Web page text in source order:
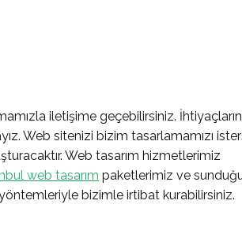
iletişime geçebilirsiniz.
Web sitenizi bizim tasarlamamızı
Web tasarım hizmetlerimiz
web tasarım paketlerimiz ve
bizimle irtibat kurabilirsiniz.